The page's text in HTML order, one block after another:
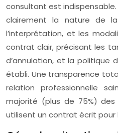
consultant est
clairement la nature de
l’interprétation, et les
contrat clair, précisant les
d’annulation, et la politique
établi. Une transparence
relation professionnelle
majorité (plus de 75%) des
utilisent un contrat écrit pour